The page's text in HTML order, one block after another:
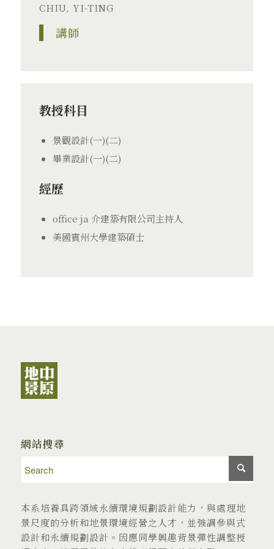
CHIU, YI-TING
講師
教授科目
景觀設計(一)(二)
畢業設計(一)(二)
經歷
office ja 介建築有限公司主持人
美國賓州大學建築碩士
網站搜尋
本系培養具跨領域永續環境規劃設計能力，與處理地
景尺度的分析和地景環境經營之人才，並強調參與式
設計和永續規劃設計。因應同學興趣背景彈性調整授